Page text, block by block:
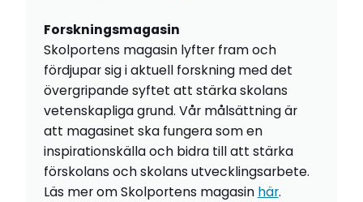
Forskningsmagasin
Skolportens magasin lyfter fram och
fördjupar sig i aktuell forskning med det
övergripande syftet att stärka skolans
vetenskapliga grund. Vår målsättning är
att magasinet ska fungera som en
inspirationskälla och bidra till att stärka
förskolans och skolans utvecklingsarbete.
Läs mer om Skolportens magasin här.